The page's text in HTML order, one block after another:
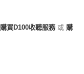
購買D100收聽服務 或 購